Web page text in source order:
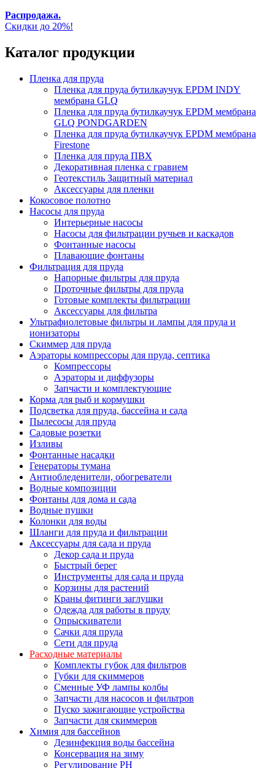
Распродажа.
Скидки до 20%!
Каталог продукции
Пленка для пруда
Пленка для пруда бутилкаучук EPDM INDY
мембрана GLQ
Пленка для пруда бутилкаучук EPDM мембрана
GLQ PONDGARDEN
Пленка для пруда бутилкаучук EPDM мембрана
Firestone
Пленка для пруда ПВХ
Декоративная пленка с гравием
Геотекстиль Защитный материал
Аксессуары для пленки
Кокосовое полотно
Насосы для пруда
Интерьерные насосы
Насосы для фильтрации ручьев и каскадов
Фонтанные насосы
Плавающие фонтаны
Фильтрация для пруда
Напорные фильтры для пруда
Проточные фильтры для пруда
Готовые комплекты фильтрации
Аксессуары для фильтра
Ультрафиолетовые фильтры и лампы для пруда и
ионизаторы
Скиммер для пруда
Аэраторы компрессоры для пруда, септика
Компрессоры
Аэраторы и диффузоры
Запчасти и комплектующие
Корма для рыб и кормушки
Подсветка для пруда, бассейна и сада
Пылесосы для пруда
Садовые розетки
Изливы
Фонтанные насадки
Генераторы тумана
Антиобледенители, обогреватели
Водные композиции
Фонтаны для дома и сада
Водные пушки
Колонки для воды
Шланги для пруда и фильтрации
Аксессуары для сада и пруда
Декор сада и пруда
Быстрый берег
Инструменты для сада и пруда
Корзины для растений
Краны фитинги заглушки
Одежда для работы в пруду
Опрыскиватели
Сачки для пруда
Сети для пруда
Расходные материалы
Комплекты губок для фильтров
Губки для скиммеров
Сменные УФ лампы колбы
Запчасти для насосов и фильтров
Пуско зажигающие устройства
Запчасти для скиммеров
Химия для бассейнов
Дезинфекция воды бассейна
Консервация на зиму
Регулирование PH